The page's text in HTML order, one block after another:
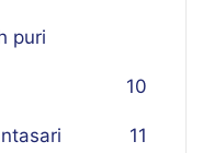
puri
10
11